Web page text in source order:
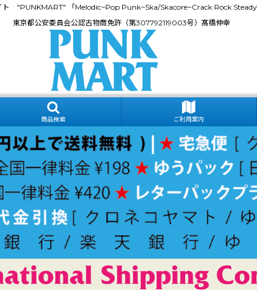
ト "PUNKMART" 「Melodic~Pop Punk~Ska/Skacore~Crack Rock Steady
東京都公安委員会公認古物商免許（第307792119003号）髙橋伸幸
商品検索 ご利用案内